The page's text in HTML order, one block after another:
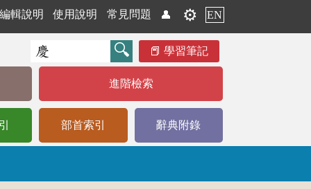
輯說明 使用說明 常見問題 👤 ⚙️ EN
學習筆記
進階檢索
部首索引 辭典附錄